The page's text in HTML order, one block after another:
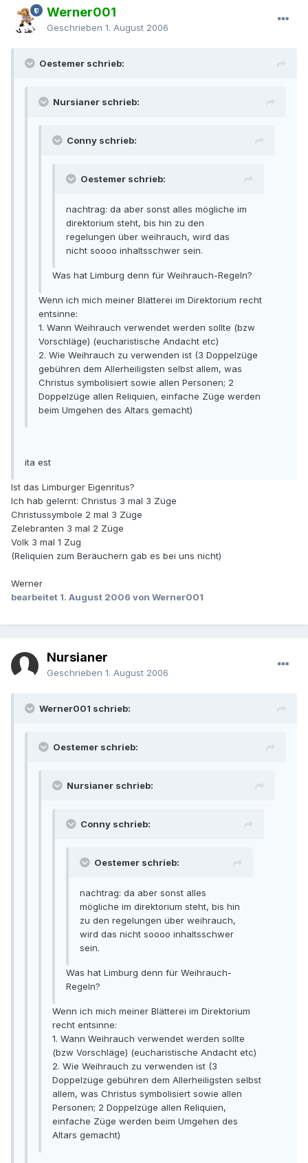
Werner001
Geschrieben 1. August 2006
Oestemer schrieb:
Nursianer schrieb:
Conny schrieb:
Oestemer schrieb:
nachtrag: da aber sonst alles mögliche im
direktorium steht, bis hin zu den
regelungen über weihrauch, wird das
nicht soooo inhaltsschwer sein.
Was hat Limburg denn für Weihrauch-Regeln?
Wenn ich mich meiner Blätterei im Direktorium recht
entsinne:
1. Wann Weihrauch verwendet werden sollte (bzw
Vorschläge) (eucharistische Andacht etc)
2. Wie Weihrauch zu verwenden ist (3 Doppelzüge
gebühren dem Allerheiligsten selbst allem, was
Christus symbolisiert sowie allen Personen; 2
Doppelzüge allen Reliquien, einfache Züge werden
beim Umgehen des Altars gemacht)
ita est
Ist das Limburger Eigenritus?
Ich hab gelernt: Christus 3 mal 3 Züge
Christussymbole 2 mal 3 Züge
Zelebranten 3 mal 2 Züge
Volk 3 mal 1 Zug
(Reliquien zum Beräuchern gab es bei uns nicht)
Werner
bearbeitet 1. August 2006 von Werner001
Nursianer
Geschrieben 1. August 2006
Werner001 schrieb:
Oestemer schrieb:
Nursianer schrieb:
Conny schrieb:
Oestemer schrieb:
nachtrag: da aber sonst alles
mögliche im direktorium steht, bis hin
zu den regelungen über weihrauch,
wird das nicht soooo inhaltsschwer
sein.
Was hat Limburg denn für Weihrauch-
Regeln?
Wenn ich mich meiner Blätterei im Direktorium
recht entsinne:
1. Wann Weihrauch verwendet werden sollte
(bzw Vorschläge) (eucharistische Andacht etc)
2. Wie Weihrauch zu verwenden ist (3
Doppelzüge gebühren dem Allerheiligsten selbst
allem, was Christus symbolisiert sowie allen
Personen; 2 Doppelzüge allen Reliquien,
einfache Züge werden beim Umgehen des
Altars gemacht)